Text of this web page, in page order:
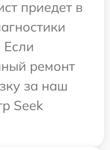
приедет в
Если
ремонт
за наш
Seek